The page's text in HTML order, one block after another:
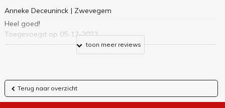
Anneke Deceuninck | Zwevegem
Heel goed!
Toegevoegd op 05-12-2022
toon meer reviews
Terug naar overzicht